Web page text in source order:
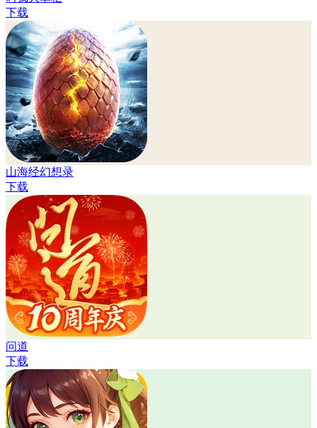
下载
山海经幻想录
下载
问道
下载